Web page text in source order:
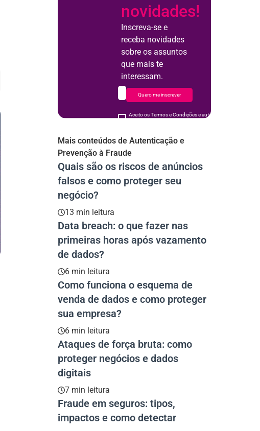
novidades!
Inscreva-se e
receba novidades
sobre os assuntos
que mais te
interessam.
Aceito os Termos e Condições e autorizo o uso de meus
Quero me inscrever
Mais conteúdos de Autenticação e
Prevenção à Fraude
Quais são os riscos de anúncios
falsos e como proteger seu
negócio?
13 min leitura
Data breach: o que fazer nas
primeiras horas após vazamento
de dados?
6 min leitura
Como funciona o esquema de
venda de dados e como proteger
sua empresa?
6 min leitura
Ataques de força bruta: como
proteger negócios e dados
digitais
7 min leitura
Fraude em seguros: tipos,
impactos e como detectar